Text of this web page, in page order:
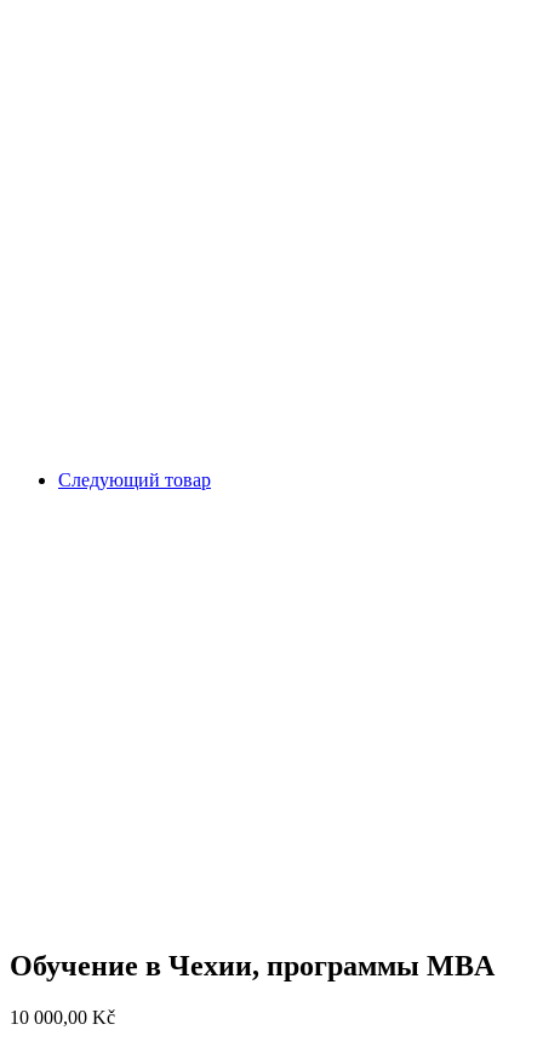
Следующий товар
Обучение в Чехии, программы MBA
10 000,00 Kč